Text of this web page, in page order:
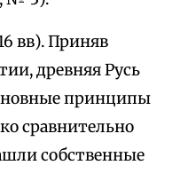
вв). Приняв
древняя Русь
принципы
сравнительно
собственные